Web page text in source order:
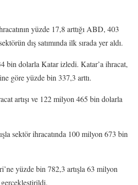
yüzde 17,8 arttığı ABD, 403
dış satımında ilk sırada yer aldı.
bin dolarla Katar izledi. Katar’a ihracat,
göre yüzde bin 337,3 arttı.
artışı ve 122 milyon 465 bin dolarla
sektör ihracatında 100 milyon 673 bin
yüzde bin 782,3 artışla 63 milyon